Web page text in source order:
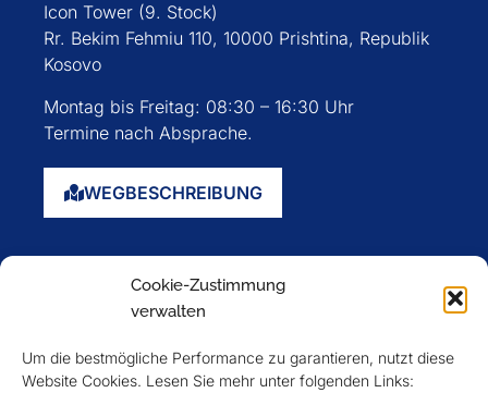
Cookie-Zustimmung
verwalten
Um die bestmögliche Performance zu garantieren, nutzt diese
Website Cookies. Lesen Sie mehr unter folgenden Links:
Icon Tower (9. Stock)
Rr. Bekim Fehmiu 110, 10000 Prishtina, Republik
Kosovo
Montag bis Freitag: 08:30 – 16:30 Uhr
Termine nach Absprache.
WEGBESCHREIBUNG
Mitglieder